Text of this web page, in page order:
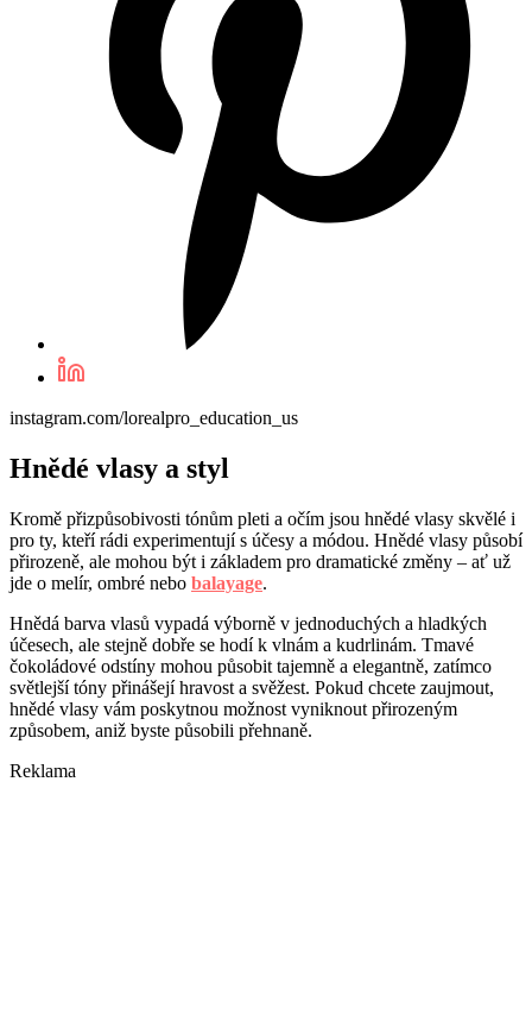
instagram.com/lorealpro_education_us
Hnědé vlasy a styl
Kromě přizpůsobivosti tónům pleti a očím jsou hnědé vlasy skvělé i
pro ty, kteří rádi experimentují s účesy a módou. Hnědé vlasy působí
přirozeně, ale mohou být i základem pro dramatické změny – ať už
jde o melír, ombré nebo balayage.
Hnědá barva vlasů vypadá výborně v jednoduchých a hladkých
účesech, ale stejně dobře se hodí k vlnám a kudrlinám. Tmavé
čokoládové odstíny mohou působit tajemně a elegantně, zatímco
světlejší tóny přinášejí hravost a svěžest. Pokud chcete zaujmout,
hnědé vlasy vám poskytnou možnost vyniknout přirozeným
způsobem, aniž byste působili přehnaně.
Reklama